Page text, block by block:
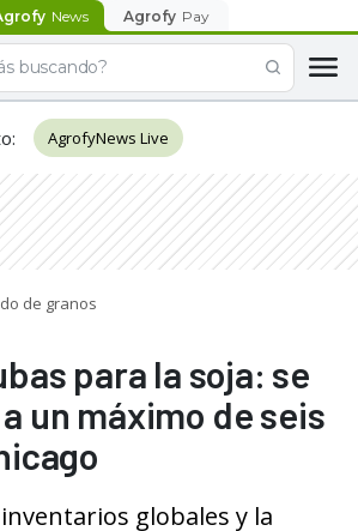
News Agrofy Pay
: AgrofyNews Live
de granos
para la soja: se
un máximo de seis
globales y la